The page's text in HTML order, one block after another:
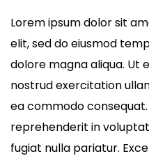
Lorem ipsum dolor sit
elit, sed do eiusmod
dolore magna aliqua. Ut
nostrud exercitation
ea commodo
reprehenderit in
fugiat nulla pariatur.